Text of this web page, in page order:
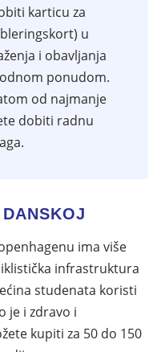
karticu za
u
i obavljanja
ponudom.
od najmanje
dobiti radnu
ima više
infrastruktura
studenata koristi
je i zdravo i
kupiti za 50 do 150